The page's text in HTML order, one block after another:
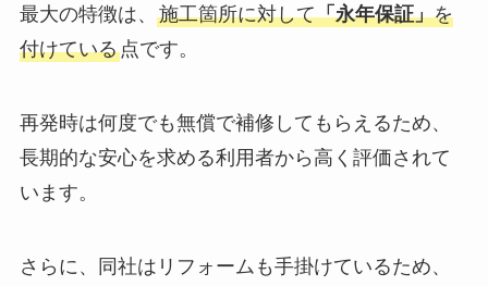
最大の特徴は、 施工箇所に対して「永年保証」を
付けている点です。
再発時は何度でも無償で補修してもらえるため、
長期的な安心を求める利用者から高く評価されて
います。
さらに、同社はリフォームも手掛けているため、